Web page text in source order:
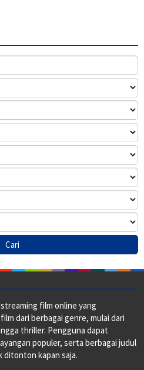
film online yang
dari berbagai genre, mulai dari
thriller. Pengguna dapat
populer, serta berbagai judul
ditonton kapan saja.